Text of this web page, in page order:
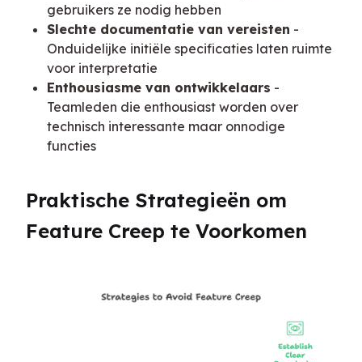
gebruikers ze nodig hebben
Slechte documentatie van vereisten -
Onduidelijke initiële specificaties laten ruimte
voor interpretatie
Enthousiasme van ontwikkelaars -
Teamleden die enthousiast worden over
technisch interessante maar onnodige
functies
Praktische Strategieën om
Feature Creep te Voorkomen